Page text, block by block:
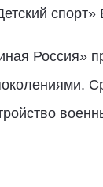
Россия»